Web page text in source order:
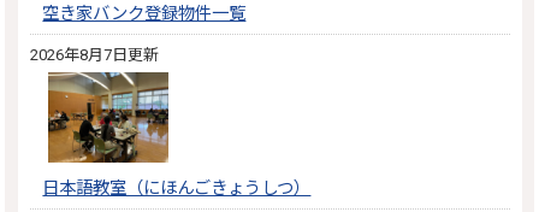
空き家バンク登録物件一覧
2026年8月7日更新
日本語教室（にほんごきょうしつ）